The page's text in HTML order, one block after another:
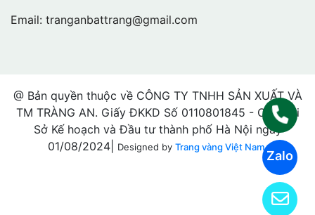
Zalo
Email: tranganbattrang@gmail.com
@ Bản quyền thuộc về CÔNG TY TNHH SẢN XUẤT VÀ
TM TRÀNG AN. Giấy ĐKKD Số 0110801845 - Cấp bởi
Sở Kế hoạch và Đầu tư thành phố Hà Nội ngày
01/08/2024|
Designed by Trang vàng Việt Nam.